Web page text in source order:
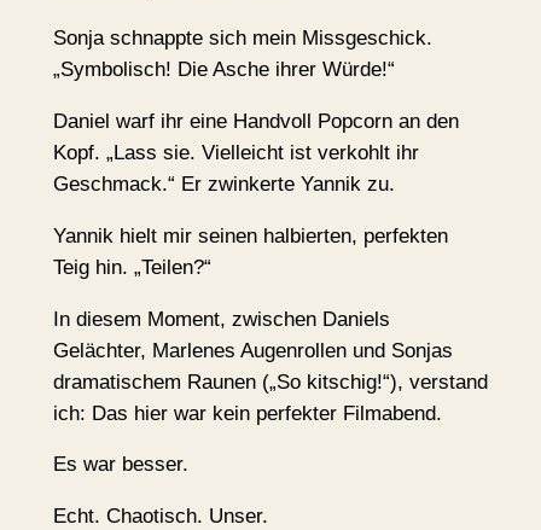
Sonja schnappte sich mein Missgeschick.
„Symbolisch! Die Asche ihrer Würde!“
Daniel warf ihr eine Handvoll Popcorn an den
Kopf. „Lass sie. Vielleicht ist verkohlt ihr
Geschmack.“ Er zwinkerte Yannik zu.
Yannik hielt mir seinen halbierten, perfekten
Teig hin. „Teilen?“
In diesem Moment, zwischen Daniels
Gelächter, Marlenes Augenrollen und Sonjas
dramatischem Raunen („So kitschig!“), verstand
ich: Das hier war kein perfekter Filmabend.
Es war besser.
Echt. Chaotisch. Unser.